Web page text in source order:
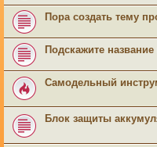
Пора создать тему
Подскажите
Самодельный
Блок защиты